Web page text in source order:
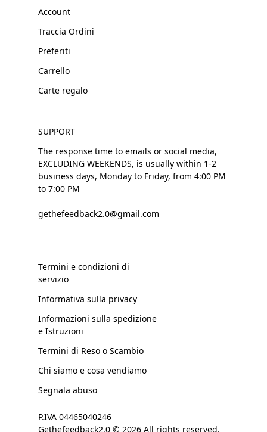
Account
Traccia Ordini
Preferiti
Carrello
Carte regalo
SUPPORT
The response time to emails or social media,
EXCLUDING WEEKENDS, is usually within 1-2
business days, Monday to Friday, from 4:00 PM
to 7:00 PM
gethefeedback2.0@gmail.com
Termini e condizioni di
servizio
Informativa sulla privacy
Informazioni sulla spedizione
e Istruzioni
Termini di Reso o Scambio
Chi siamo e cosa vendiamo
Segnala abuso
P.IVA 04465040246
Gethefeedback2.0 © 2026 All rights reserved.